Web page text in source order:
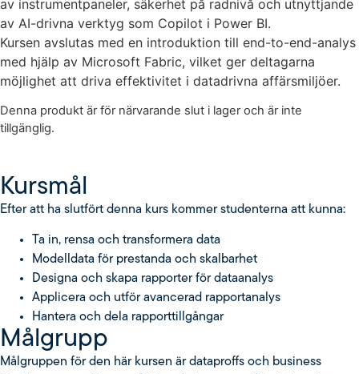
av instrumentpaneler, säkerhet på radnivå och utnyttjande
av AI-drivna verktyg som Copilot i Power BI.
Kursen avslutas med en introduktion till end-to-end-analys
med hjälp av Microsoft Fabric, vilket ger deltagarna
möjlighet att driva effektivitet i datadrivna affärsmiljöer.
Denna produkt är för närvarande slut i lager och är inte
tillgänglig.
Kursmål
Efter att ha slutfört denna kurs kommer studenterna att kunna:
Ta in, rensa och transformera data
Modelldata för prestanda och skalbarhet
Designa och skapa rapporter för dataanalys
Applicera och utför avancerad rapportanalys
Hantera och dela rapporttillgångar
Målgrupp
Målgruppen för den här kursen är dataproffs och business